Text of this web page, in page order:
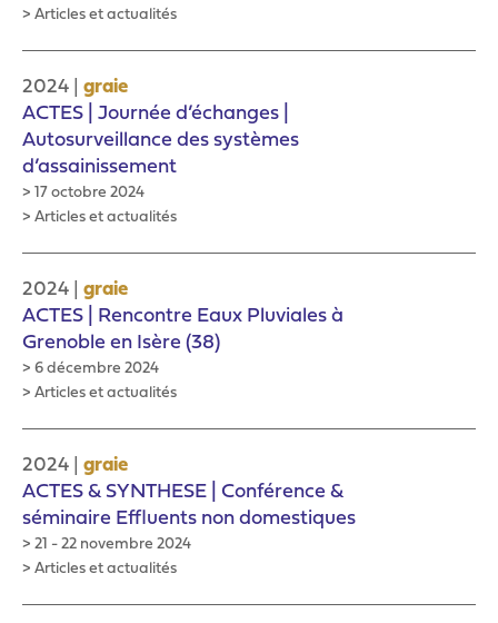
> Articles et actualités
2024 | graie
ACTES | Journée d’échanges |
Autosurveillance des systèmes
d’assainissement
> 17 octobre 2024
> Articles et actualités
2024 | graie
ACTES | Rencontre Eaux Pluviales à
Grenoble en Isère (38)
> 6 décembre 2024
> Articles et actualités
2024 | graie
ACTES & SYNTHESE | Conférence &
séminaire Effluents non domestiques
> 21 - 22 novembre 2024
> Articles et actualités